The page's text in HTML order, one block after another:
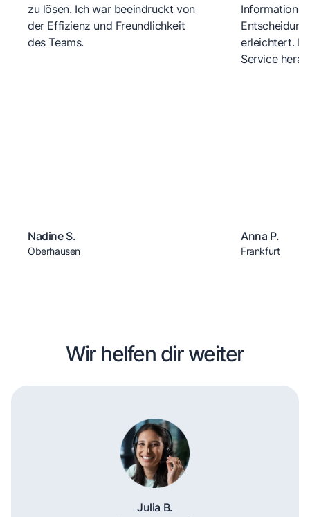
zu lösen. Ich war beeindruckt von
der Effizienz und Freundlichkeit
des Teams.
Nadine S.
Oberhausen
erleichtert.
Service
Anna P.
Frankfurt
Wir helfen dir weiter
Julia B.